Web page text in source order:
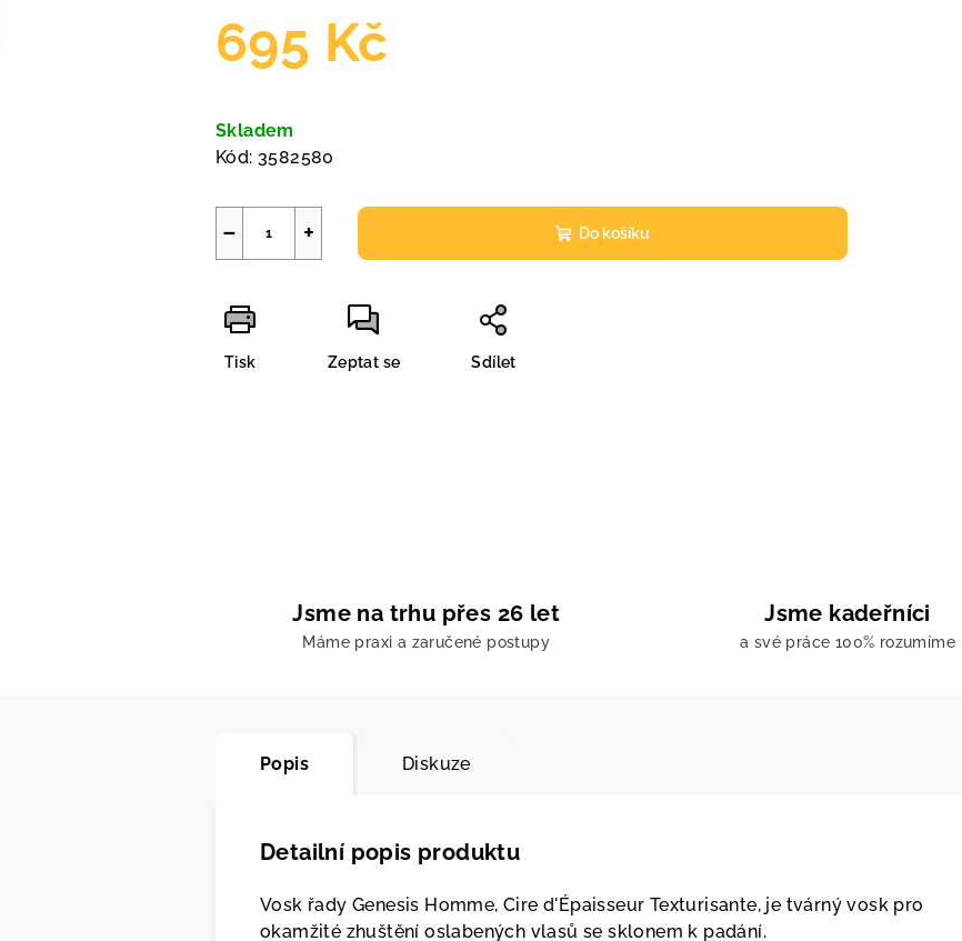
695 Kč
cena:
Skladem
Kód: 3582580
+
− Do košíku
Tisk Zeptat se Sdílet
Jsme na trhu přes 26 let
Máme praxi a zaručené postupy
Jsme kadeřníci
a své práce 100% rozumíme
Popis Diskuze
Detailní popis produktu
Vosk řady Genesis Homme, Cire d'Épaisseur Texturisante, je tvárný vosk pro
okamžité zhuštění oslabených vlasů se sklonem k padání.